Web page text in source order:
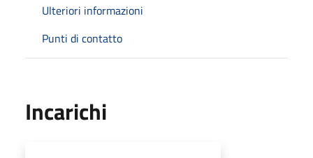
Ulteriori informazioni
Punti di contatto
Incarichi